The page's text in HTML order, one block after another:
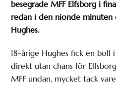
besegrade MFF Elfsborg i
redan i den nionde minuten
Hughes.
18-årige Hughes fick en boll
direkt utan chans för
MFF undan, mycket tack